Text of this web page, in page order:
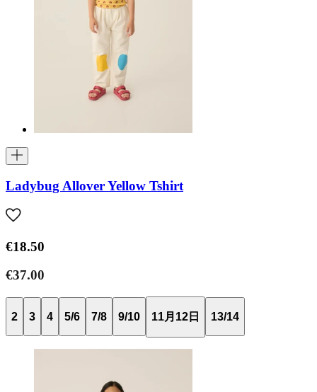
Ladybug Allover Yellow Tshirt
€18.50
€37.00
2 3 4 5/6 7/8 9/10 11月12日 13/14